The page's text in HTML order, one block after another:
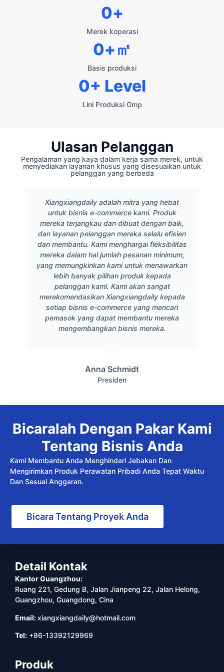
Merek koperasi
0+
Basis produksi
0+㎡
Lini Produksi Gmp
0+ Level
Ulasan Pelanggan
Pengalaman yang kaya dalam kerja sama merek, untuk
menyediakan layanan khusus yang disesuaikan untuk
pelanggan yang berbeda
Xiangxiangdaily adalah mitra yang hebat
untuk bisnis e-commerce kami. Produk
mereka terjangkau dan dibuat dengan baik,
dan layanan pelanggan mereka selalu efisien
dan membantu. Kami menghargai fleksibilitas
mereka dalam hal jumlah pesanan minimum,
yang memungkinkan kami untuk menawarkan
lebih banyak pilihan produk kepada
pelanggan kami. Kami akan sangat
merekomendasikan Xiangxiangdaily kepada
setiap bisnis e-commerce yang mencari
pemasok yang dapat membantu mereka
mengembangkan bisnis mereka.
Anna Schmidt
Presiden
Bicaralah Dengan Pakar Kami
Tentang Bisnis Anda
Kami Membantu Anda Menghindari Jebakan Dan
Mengirimkan Produk Perawatan Pribadi Anda Tepat Waktu
Dan Sesuai Anggaran.
Bicara Tentang Proyek Anda
Detail Kontak
Kantor Guangzhou:
Ruang 221, Gedung B, Jalan Jianpeng 22, Jalan Helong,
Guangzhou, Guangdong, Cina
Email:xiangxiangdaily@hotmail.com
Tel: +86-13392129969
Produk